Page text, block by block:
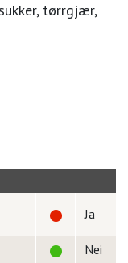
tørrgjær,
Ja
Nei